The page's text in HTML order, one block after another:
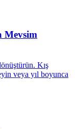
Mevsim
Kış
veya yıl boyunca